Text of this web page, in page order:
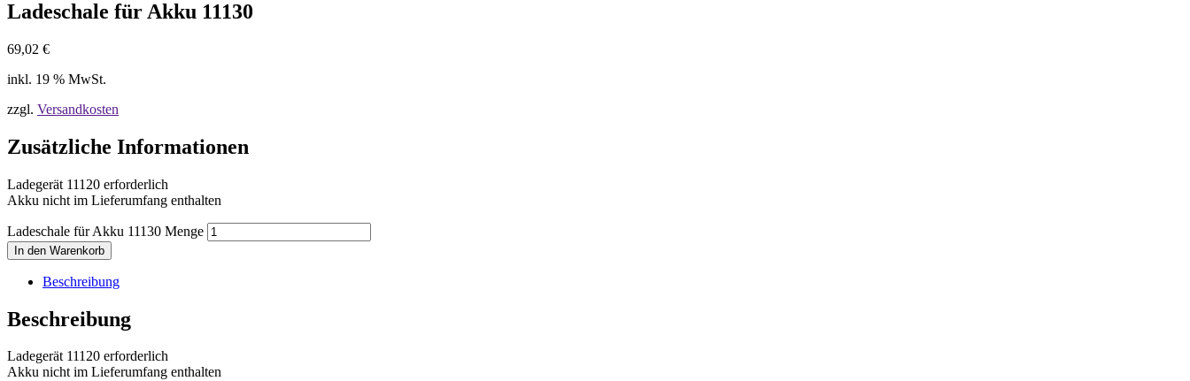
Ladeschale für Akku 11130
69,02 €
inkl. 19 % MwSt.
zzgl. Versandkosten
Zusätzliche Informationen
Ladegerät 11120 erforderlich
Akku nicht im Lieferumfang enthalten
Ladeschale für Akku 11130 Menge
In den Warenkorb
Beschreibung
Beschreibung
Ladegerät 11120 erforderlich
Akku nicht im Lieferumfang enthalten